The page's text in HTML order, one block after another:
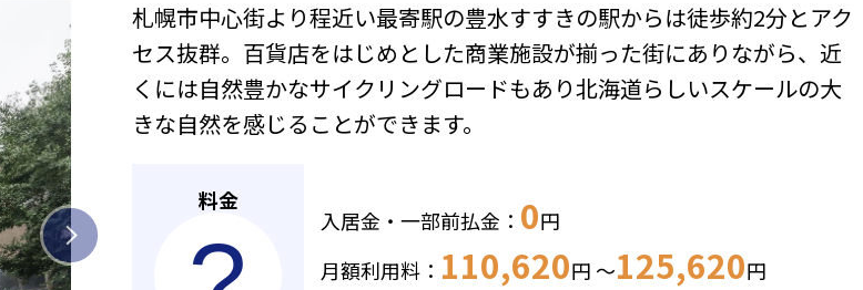
外観エントランス 防犯対策としてエントランスは施錠しており、インターホンで事務所
とつながります。車いすで出入りできるよう、段差のないバリアフリー設計。車寄せが
あるので雨の日も安心です。救急車両も止めやすくなっています。
エントラ
す。ご来
族様との
札幌市中心街より程近い最寄駅の豊水すすきの駅からは徒歩約2分とアク
セス抜群。百貨店をはじめとした商業施設が揃った街にありながら、近
くには自然豊かなサイクリングロードもあり北海道らしいスケールの大
きな自然を感じることができます。
料金
入居金・一部前払金： 0円
月額利用料： 110,620円 ～125,620円